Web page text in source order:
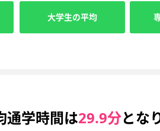
大学生の平均
通学時間は29.9分とな